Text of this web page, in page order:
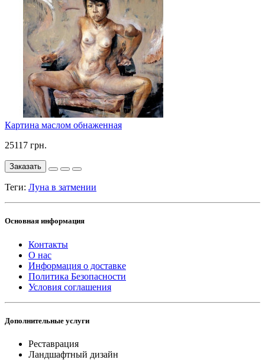
Картина маслом обнаженная
25117 грн.
Заказать
Теги: Луна в затмении
Основная информация
Контакты
О нас
Информация о доставке
Политика Безопасности
Условия соглашения
Дополнительные услуги
Реставрация
Ландшафтный дизайн